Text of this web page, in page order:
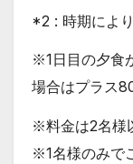
*2 : 時期によ
※1日目の夕食
場合はプラス
※料金は2名様
※1名様のみで